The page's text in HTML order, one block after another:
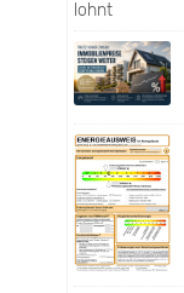
lohnt